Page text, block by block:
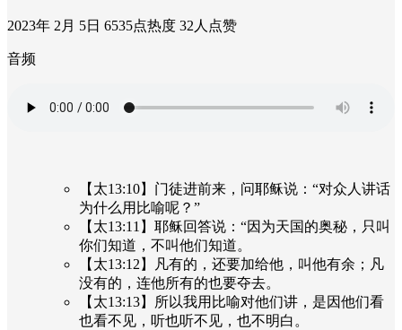
2023年 2月 5日 6535点热度 32人点赞
音频
【太13:10】门徒进前来，问耶稣说：“对众人讲话
为什么用比喻呢？”
【太13:11】耶稣回答说：“因为天国的奥秘，只叫
你们知道，不叫他们知道。
【太13:12】凡有的，还要加给他，叫他有余；凡
没有的，连他所有的也要夺去。
【太13:13】所以我用比喻对他们讲，是因他们看
也看不见，听也听不见，也不明白。